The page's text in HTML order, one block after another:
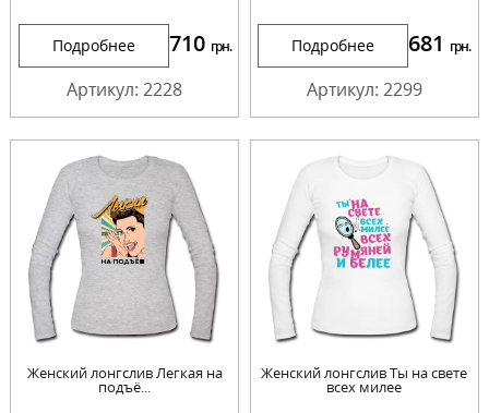
Подробнее 710 грн.
Артикул: 2228
Подробнее 681 грн.
Артикул: 2299
Женский лонгслив Легкая на
подъё...
Женский лонгслив Ты на свете
всех милее